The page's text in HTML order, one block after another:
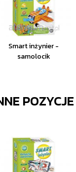
Smart inżynier -
samolocik